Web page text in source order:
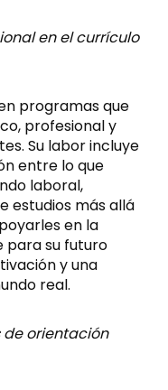
en el currículo
programas que
profesional y
Su labor incluye
entre lo que
laboral,
estudios más allá
en la
para su futuro
y una
real.
de orientación